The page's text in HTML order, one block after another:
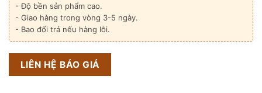
- Độ bền sản phẩm cao.
- Giao hàng trong vòng 3-5 ngày.
- Bao đổi trả nếu hàng lỗi.
LIÊN HỆ BÁO GIÁ